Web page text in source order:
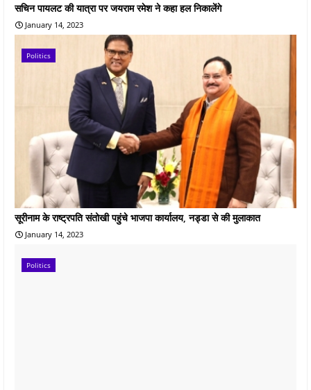
सचिन पायलट की यात्रा पर जयराम रमेश ने कहा हल निकालेंगे
January 14, 2023
Politics
सूरीनाम के राष्ट्रपति संतोखी पहुंचे भाजपा कार्यालय, नड्डा से की मुलाकात
January 14, 2023
Politics